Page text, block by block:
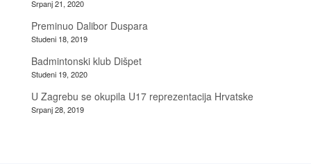
Srpanj 21, 2020
Preminuo Dalibor Duspara
Studeni 18, 2019
Badmintonski klub Dišpet
Studeni 19, 2020
U Zagrebu se okupila U17 reprezentacija Hrvatske
Srpanj 28, 2019